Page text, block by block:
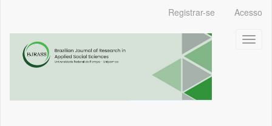
principal
Barra
Lateral
Registrar-se Acesso